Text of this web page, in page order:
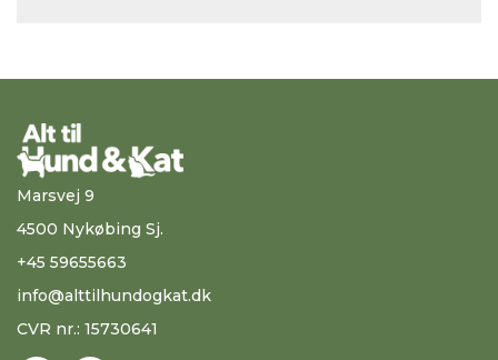
Marsvej 9
4500 Nykøbing Sj.
+45 59655663
info@alttilhundogkat.dk
CVR nr.: 15730641